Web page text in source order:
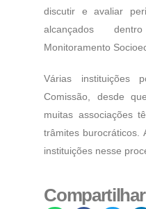
discutir e avaliar
alcançados
Monitoramento
Várias instituições
Comissão, desde
muitas associações
trâmites burocráticos.
instituições nesse